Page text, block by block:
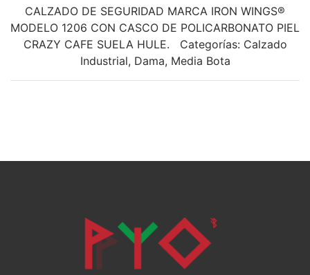
CALZADO DE SEGURIDAD MARCA IRON WINGS®
MODELO 1206 CON CASCO DE POLICARBONATO PIEL
CRAZY CAFE SUELA HULE. Categorías: Calzado
Industrial, Dama, Media Bota